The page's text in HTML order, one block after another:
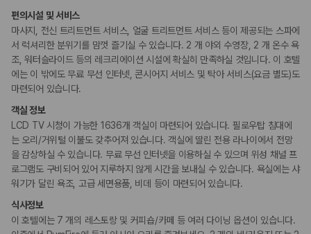
제주렌트카 가격비교 자주 묻는 질문
Q. 제주렌트카 가격비교는 카모아에서 어떻게 하나요?
A. 대여일, 반납일, 인수 지역을 선택하면 제주도 렌트카 업체별 가격, 차종,
보험 조건, 예약 가능 차량을 한 번에 비교할 수 있습니다.
Q. 제주 렌트카 최저가는 무엇을 기준으로 비교해야 하나요?
Q. 제주공항 근처 렌트카도 비교할 수 있나요?
Q. 제주 렌트카 가격비교 시 보험도 함께 비교할 수 있나요?
Q. 가족 여행에는 어떤 제주 렌트카를 비교해야 하나요?
제주렌트카 가격비교 주요 링크
제주도 렌트카 실시간 최저가 가격비교
국내 렌트카 가격비교
해외 렌트카 가격비교
리셉션 서비스
주차 대행
드라이클리닝/세탁서비스
콘시어지 서비스
짐 보관 서비스
간편 체크인/체크아웃
포터/벨보이
웰빙 및 피트니스
피트니스/헬스시설
사우나/스파
액티비티
골프시설
편의시설 및 서비스
마사지, 전신 트리트먼트 서비스, 얼굴 트리트먼트 서비스 등이 제공되는 스파에
서 럭셔리한 분위기를 맘껏 즐기실 수 있습니다. 2 개 야외 수영장, 2 개 온수 욕
조, 워터슬라이드 등의 레크리에이션 시설에 확실히 만족하실 것입니다. 이 호텔
에는 이 밖에도 무료 무선 인터넷, 콘시어지 서비스 및 탁아 서비스(요금 별도)도
마련되어 있습니다.
객실 정보
LCD TV 시청이 가능한 1636개 객실이 마련되어 있습니다. 필로우탑 침대에
는 오리/거위털 이불도 갖추어져 있습니다. 객실에 딸린 전용 라나이에서 전망
을 감상하실 수 있습니다. 무료 무선 인터넷을 이용하실 수 있으며 위성 채널 프
로그램도 구비되어 있어 지루하지 않게 시간을 보내실 수 있습니다. 욕실에는 샤
워기가 달린 욕조, 고급 세면용품, 비데 등이 마련되어 있습니다.
식사정보
이 호텔에는 7 개의 레스토랑 및 커피숍/카페 등 여러 다이닝 옵션이 있습니다.